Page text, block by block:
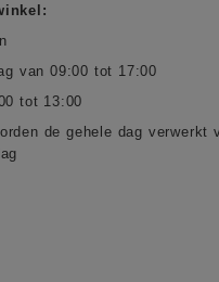
van 09:00 tot 17:00
tot 13:00
de gehele dag verwerkt